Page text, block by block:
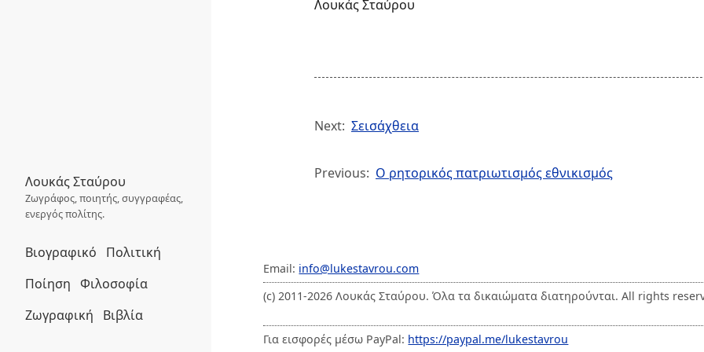
Λουκάς Σταύρου
Ζωγράφος, ποιητής, συγγραφέας,
ενεργός πολίτης.
Βιογραφικό
Πολιτική
Ποίηση Φιλοσοφία
Ζωγραφική
Βιβλία
Λουκάς Σταύρου
Next: Σεισάχθεια
Previous: Ο ρητορικός πατριωτισμός εθνικισμός
Email: info@lukestavrou.com
(c) 2011-2026 Λουκάς Σταύρου. Όλα τα δικαιώματα διατηρούνται. All rights
Για εισφορές μέσω PayPal: https://paypal.me/lukestavrou